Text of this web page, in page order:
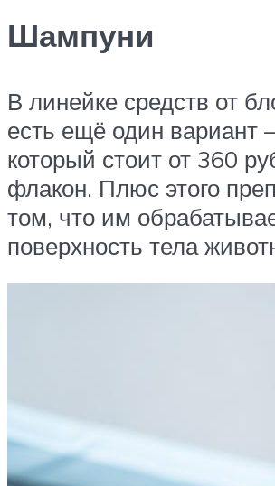
Шампуни
В линейке средств от
есть ещё один
который стоит от 360
флакон. Плюс этого
том, что им
поверхность тела